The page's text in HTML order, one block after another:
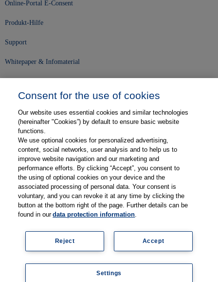
Online-Portal E-Consent
Produkt-Hilfe
Support
Whitepaper & Infomaterial
Karriere
Kontakt
Web-Semniare
Anwenderberichte
Partner
Impressum Datenschutz Kontakt AGB
Consent for the use of cookies
Our website uses essential cookies and similar technologies
(hereinafter "Cookies”) by default to ensure basic website
functions.
We use optional cookies for personalized advertising,
content, social networks, user analysis and to help us to
improve website navigation and our marketing and
performance efforts. By clicking “Accept”, you consent to
the using of optional cookies on your device and the
associated processing of personal data. Your consent is
voluntary, and you can revoke it at any time by clicking the
button at the bottom right of the page. Further details can be
found in ourdata protection information.
Accept
Reject
Settings